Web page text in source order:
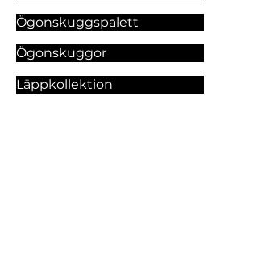
Ögonskuggspalett
Ögonskuggor
Läppkollektion